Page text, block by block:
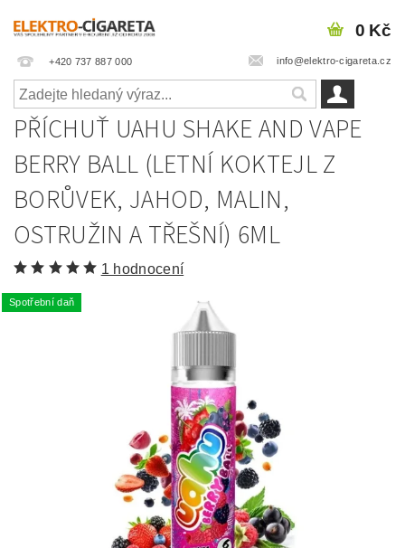
+420 737 887 000 info@elektro-cigareta.cz
0 Kč
PŘÍCHUŤ UAHU SHAKE AND VAPE
BERRY BALL (LETNÍ KOKTEJL Z
BORŮVEK, JAHOD, MALIN,
OSTRUŽIN A TŘEŠNÍ) 6ML
1 hodnocení
Spotřební daň